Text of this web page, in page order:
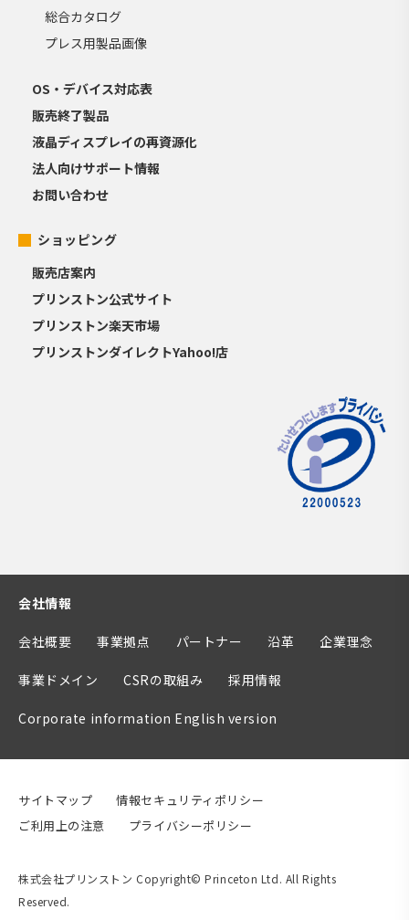
総合カタログ
プレス用製品画像
OS・デバイス対応表
販売終了製品
液晶ディスプレイの再資源化
法人向けサポート情報
お問い合わせ
ショッピング
販売店案内
プリンストン公式サイト
プリンストン楽天市場
プリンストンダイレクトYahoo!店
会社情報
会社概要 事業拠点 パートナー 沿革 企業理念
事業ドメイン CSRの取組み 採用情報
Corporate information English version
サイトマップ
情報セキュリティポリシー
ご利用上の注意
プライバシーポリシー
株式会社プリンストン Copyright© Princeton Ltd. All Rights
Reserved.